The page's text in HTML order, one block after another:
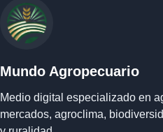
Mundo Agropecuario
Medio digital especializado en
mercados, agroclima,